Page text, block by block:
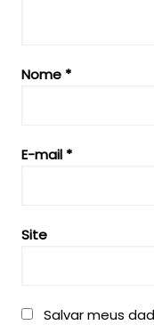
Nome *
E-mail *
Site
Salvar meus